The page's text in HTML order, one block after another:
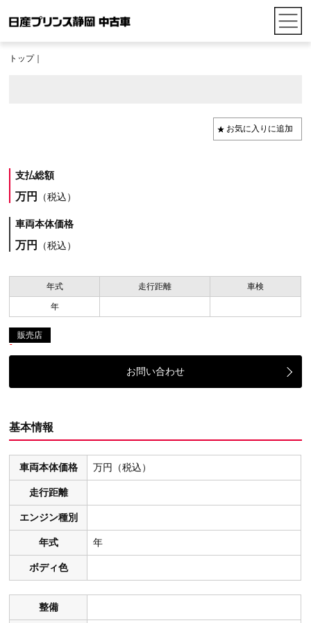
トップ｜
支払総額
万円 （税込）
車両本体価格
万円 （税込）
年式 走行距離 車検
年
販売店
お問い合わせ
基本情報
車両本体価格 万円（税込）
走行距離
エンジン種別
年式 年
ボディ色
整備